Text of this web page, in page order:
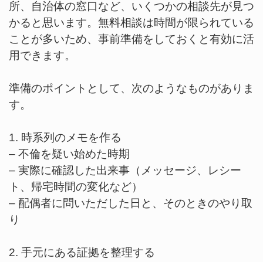
所、自治体の窓口など、いくつかの相談先が見つ
かると思います。無料相談は時間が限られている
ことが多いため、事前準備をしておくと有効に活
用できます。
準備のポイントとして、次のようなものがありま
す。
1. 時系列のメモを作る
– 不倫を疑い始めた時期
– 実際に確認した出来事（メッセージ、レシー
ト、帰宅時間の変化など）
– 配偶者に問いただした日と、そのときのやり取
り
2. 手元にある証拠を整理する